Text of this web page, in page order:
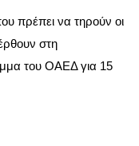
πρέπει να τηρούν οι
στη
του ΟΑΕΔ για 15